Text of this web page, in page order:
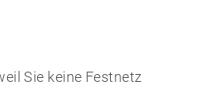
Sie keine Festnetz